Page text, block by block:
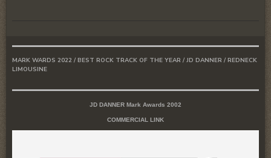
MARK WARDS 2022 / BEST ROCK TRACK OF THE YEAR / JD DANNER / REDNECK
LIMOUSINE
JD DANNER Mark Awards 2002
COMMERCIAL LINK